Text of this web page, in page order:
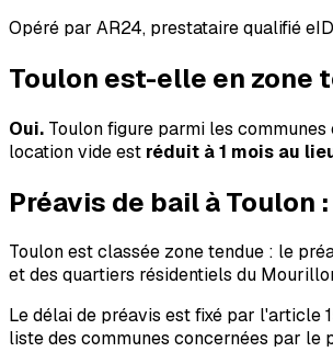
Opéré par AR24, prestataire qualifié
Toulon est-elle en zone
Oui. Toulonfigure parmi les
location vide est réduit à 1 mois au
Préavis de bail àToulon
Toulon est classée zone tendue : le
et des quartiers résidentiels du
Le délai de préavis est fixé par l'article
liste des communes concernées par